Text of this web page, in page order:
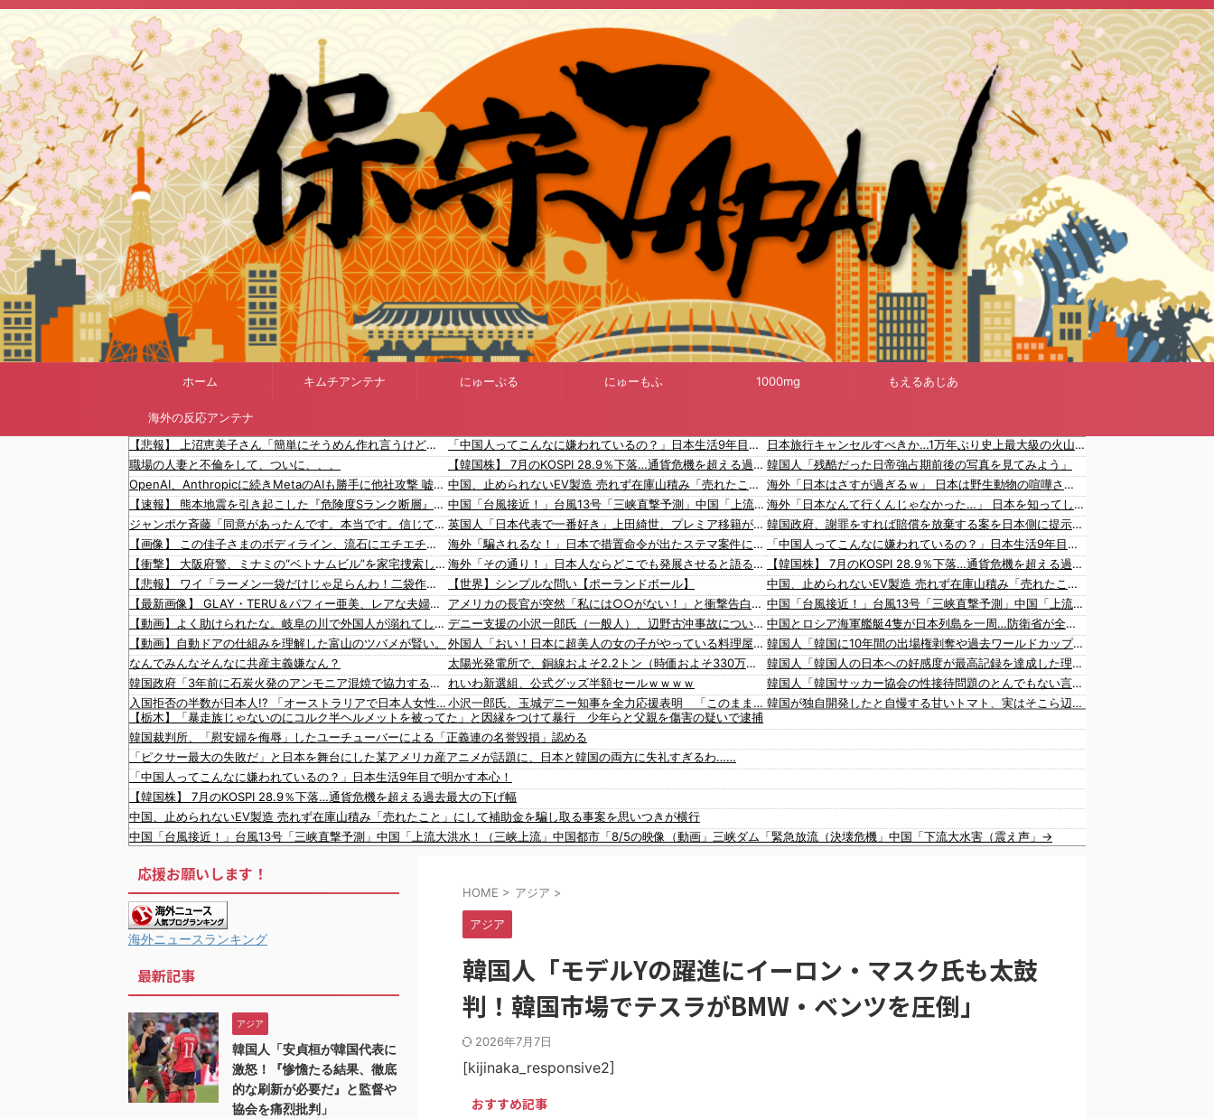
ホーム キムチアンテナ にゅーぷる にゅーもふ 1000mg もえるあじあ
海外の反応アンテナ
【悲報】 上沼恵美子さん「簡単にそうめん作れ言うけど、そうめん作りて地獄なんよ」
職場の人妻と不倫をして、ついに、、、
OpenAI、Anthropicに続きMetaのAIも勝手に他社攻撃 嘘ξけど何これ流行ってんの？
【速報】 熊本地震を引き起こした『危険度Sランク断層』日本のド真ん中に10カ所もあると判明
ジャンポケ斉藤「同意があったんです。本当です。信じて下さい」 ←何でこの主張が通らないの？
【画像】 この佳子さまのボディライン、流石にエチエチすぎやろ！
【衝撃】 大阪府警、ミナミの“ベトナムビル”を家宅捜索した結果・・・・・・
【悲報】 ワイ「ラーメン一袋だけじゃ足らんわ！二袋作ったろ！」→結果ｗｗｗ
【最新画像】 GLAY・TERU＆パフィー亜美、レアな夫婦ショットを公開してしまう！
【動画】よく助けられたな。岐阜の川で外国人が溺れてしまう事故。
【動画】自動ドアの仕組みを理解した富山のツバメが賢い。
なんでみんなそんなに共産主義嫌なん？
韓国政府「3年前に石炭火発のアンモニア混焼で協力するっていったけどあれ取りやめな。政権変わったし」……韓国とまともな協力ができない理由、これなんですよね
入国拒否の半数が日本人!? 「オーストラリアで日本人女性が売春」
韓国人「株でお金を失ったのはイ・ジェミョンのせいだ！」として支持率が右肩下がりに……まあ、本当にその側面があるので救えないんですが
【動画】高速道路を走行中の車からリアガラスが飛んでくる事故(ﾟoﾟ)
【移民政策反対】イオンの売り場で唐揚げを食う中国人の子供
【炎上】藤沢市「モスク建設と土葬も許可します」→3万人の反対署名も却下
【知ってた？】カナダ発ウェアブランド、lululemonが日本でオープン→店名は日本差別からできた？
イスラム指導者が授業!? 憲法違反だと批判〇到【さくらの解説】
91歳女性の遺体を遺棄したベトナム国籍の男が逮捕されました #移民 #外国人
「中国人ってこんなに嫌われているの？」日本生活9年目で明かす本心！
【韓国株】 7月のKOSPI 28.9％下落…通貨危機を超える過去最大の下げ幅
中国、止められないEV製造 売れず在庫山積み「売れたこと」にして補助金を騙し取る事案を思いつきが横行
中国「台風接近！」台風13号「三峡直撃予測」中国「上流大洪水！（三峡上流」中国都市「8/5の映像（動画」三峡ダム「緊急放流（決壊危機」中国「下流大水害（震え声」→
英国人「日本代表で一番好き」上田綺世、プレミア移籍が浮上！現地サポが大興奮！獲得を望む声が〇到！【海外の反応】
海外「騙されるな！」日本で措置命令が出たステマ案件に海外興味津々！（海外の反応）
海外「その通り！」日本人ならどこでも発展させると語る世界的大富豪に海外が大騒ぎ
【世界】シンプルな問い【ポーランドボール】
アメリカの長官が突然「私には○○がない！」と衝撃告白をしてしまうｗ 海外の反応。
デニー支援の小沢一郎氏（一般人）、辺野古沖事故について「玉城デニー知事の責任ではないが、不幸な出来事を悪宣伝に利用する人がいる」
外国人「おい！日本に超美人の女の子がやっている料理屋があるぞ！皆急げ！！！！」
太陽光発電所で、銅線およそ2.2トン（時価およそ330万円相当）盗んだなど、ベトナム国籍（無職）２人逮捕、盗まれた銅線の半分はすでに売却 富山で「金属盗対策法違反（去年9月施行）」による検挙は初
れいわ新選組、公式グッズ半額セールｗｗｗｗ
小沢一郎氏、玉城デニー知事を全力応援表明 「このままでは勝てない」中道の態度を批判 玉城氏「小沢氏は政治の師匠」※中道は支援表明せず
「日本人が減り外国人が増えた｣市区町村ランキング 1位 大阪市、2位 横浜市、3位 名古屋市、4位 京都市、5位 埼玉県川口市
日本旅行キャンセルすべきか…1万年ぶり史上最大級の火山の兆し＝韓国の反応
韓国人「残酷だった日帝強占期前後の写真を見てみよう」
海外「日本はさすが過ぎるｗ」 日本は野生動物の喧嘩さえ可愛くなってしまうと世界が騒然
海外「日本なんて行くんじゃなかった…」 日本を知ってしまったディズニー信者、帰国後『本家』に失望する事態に
韓国政府、謝罪をすれば賠償を放棄する案を日本側に提示するも拒否される＝韓国の反応
「中国人ってこんなに嫌われているの？」日本生活9年目で明かす本心！
【韓国株】 7月のKOSPI 28.9％下落…通貨危機を超える過去最大の下げ幅
中国、止められないEV製造 売れず在庫山積み「売れたこと」にして補助金を騙し取る事案を思いつきが横行
中国「台風接近！」台風13号「三峡直撃予測」中国「上流大洪水！（三峡上流」中国都市「8/5の映像（動画」三峡ダム「緊急放流（決壊危機」中国「下流大水害（震え声」→
中国とロシア海軍艦艇4隻が日本列島を一周…防衛省が全航路を公開！
韓国人「韓国に10年間の出場権剥奪や過去ワールドカップ、オリンピック予選の記録削除を要求するFIFA公式制裁を海外メディアが報道！」
韓国人「韓国人の日本への好感度が最高記録を達成した理由」
韓国人「韓国サッカー協会の性接待問題のとんでもない言い訳がこちら…」→「もはや自白だろこれ…（ﾌﾞﾙﾌﾞﾙ」＝韓国の反応
韓国が独自開発したと自慢する甘いトマト、実はそこら辺のトマトに砂糖水を注入していただけなのが判明して大問題にw
【栃木】「暴走族じゃないのにコルク半ヘルメットを被ってた」と因縁をつけて暴行 少年らと父親を傷害の疑いで逮捕
韓国裁判所、「慰安婦を侮辱」したユーチューバーによる「正義連の名誉毀損」認める
「ピクサー最大の失敗だ」と日本を舞台にした某アメリカ産アニメが話題に、日本と韓国の両方に失礼すぎるわ……
「中国人ってこんなに嫌われているの？」日本生活9年目で明かす本心！
【韓国株】 7月のKOSPI 28.9％下落…通貨危機を超える過去最大の下げ幅
中国、止められないEV製造 売れず在庫山積み「売れたこと」にして補助金を騙し取る事案を思いつきが横行
中国「台風接近！」台風13号「三峡直撃予測」中国「上流大洪水！（三峡上流」中国都市「8/5の映像（動画」三峡ダム「緊急放流（決壊危機」中国「下流大水害（震え声」→
【画像】 この佳子さまのボディライン、流石にエチエチすぎやろ！
【衝撃】 大阪府警、ミナミの“ベトナムビル”を家宅捜索した結果・・・・・・
【悲報】 ワイ「ラーメン一袋だけじゃ足らんわ！二袋作ったろ！」→結果ｗｗｗ
【最新画像】 GLAY・TERU＆パフィー亜美、レアな夫婦ショットを公開してしまう！
【極旨牛鉄板】 吉野家のステーキ定食1500円、ガチで美味そうｗｗｗ
韓国人「韓国に10年間の出場権剥奪や過去ワールドカップ、オリンピック予選の記録削除を要求するFIFA公式制裁を海外メディアが報道！」
韓国人「韓国人の日本への好感度が最高記録を達成した理由」
韓国人「韓国サッカー協会の性接待問題のとんでもない言い訳がこちら…」→「もはや自白だろこれ…（ﾌﾞﾙﾌﾞﾙ」＝韓国の反応
韓国が独自開発したと自慢する甘いトマト、実はそこら辺のトマトに砂糖水を注入していただけなのが判明して大問題にw
韓国人「大韓航空の熊本地震飲料水支援に対する日本人の反応をご覧ください・・・」→「」
HOME > アジア >
アジア
韓国人「モデルYの躍進にイーロン・マスク氏も太鼓
判！韓国市場でテスラがBMW・ベンツを圧倒」
2026年7月7日
[kijinaka_responsive2]
おすすめ記事
応援お願いします！
海外ニュースランキング
最新記事
アジア
韓国人「安貞桓が韓国代表に
激怒！『惨憺たる結果、徹底
的な刷新が必要だ』と監督や
協会を痛烈批判」